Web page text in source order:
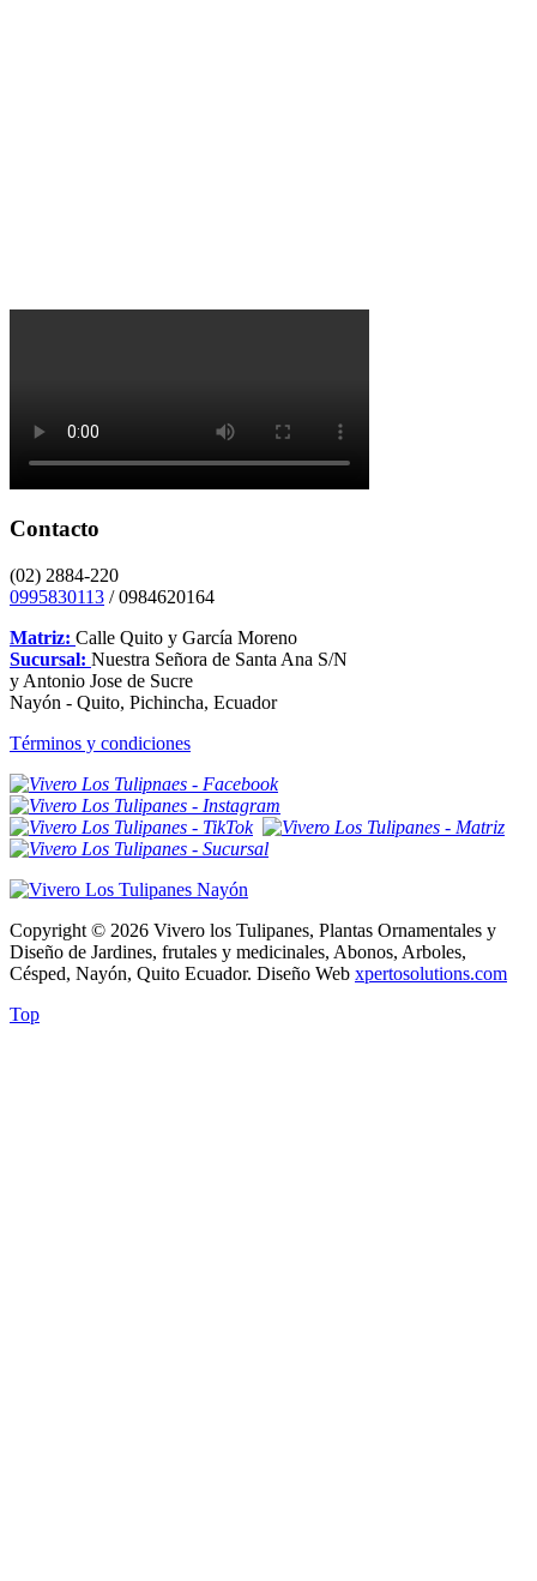
Contacto
(02) 2884-220
0995830113 / 0984620164
Matriz: Calle Quito y García Moreno
Sucursal: Nuestra Señora de Santa Ana S/N
y Antonio Jose de Sucre
Nayón - Quito, Pichincha, Ecuador
Términos y condiciones
Copyright © 2026 Vivero los Tulipanes, Plantas Ornamentales y
Diseño de Jardines, frutales y medicinales, Abonos, Arboles,
Césped, Nayón, Quito Ecuador. Diseño Web xpertosolutions.com
Top